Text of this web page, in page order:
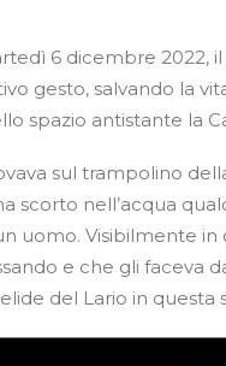
6 dicembre 2022,
gesto, salvando la
spazio antistante la
sul trampolino
scorto nell’acqua
uomo. Visibilmente in
e che gli faceva
del Lario in questa